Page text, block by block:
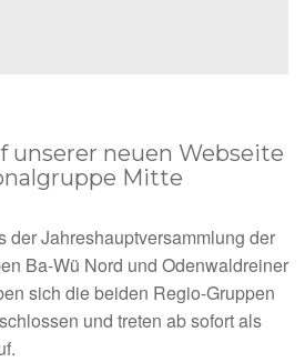
unserer neuen Webseite
Mitte
der Jahreshauptversammlung der
Ba-Wü Nord und Odenwaldreiner
sich die beiden Regio-Gruppen
und treten ab sofort als